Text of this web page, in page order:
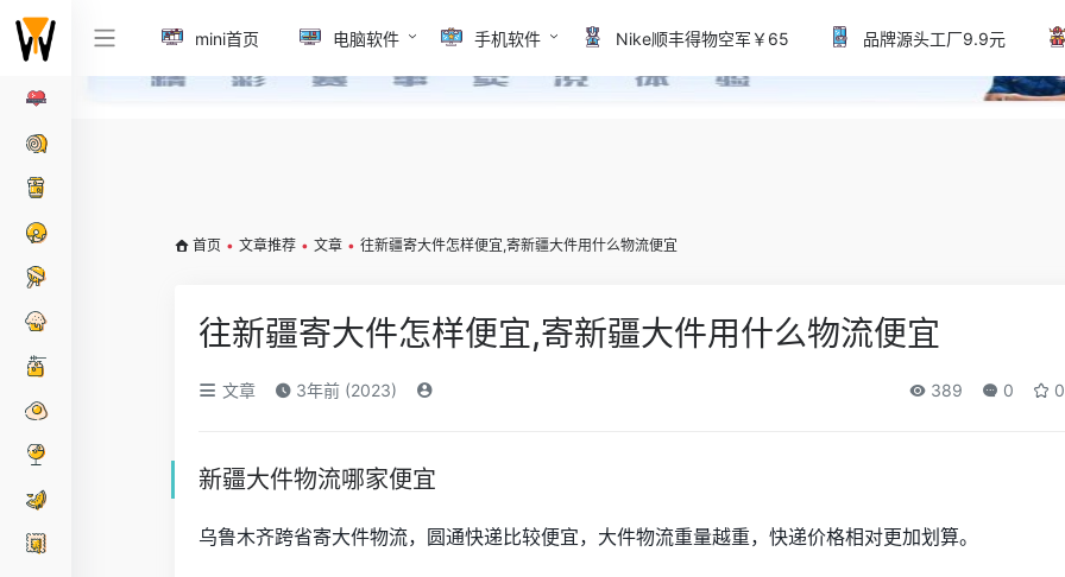
mini首页 电脑软件 手机软件 Nike顺丰得物空军￥65 品牌源头工厂9.9元
首页 • 文章推荐 • 文章 • 往新疆寄大件怎样便宜,寄新疆大件用什么物流便宜
往新疆寄大件怎样便宜,寄新疆大件用什么物流便宜
文章 3年前 (2023) 389 0 0
新疆大件物流哪家便宜
乌鲁木齐跨省寄大件物流，圆通快递比较便宜，大件物流重量越重，快递价格相对更加划算。